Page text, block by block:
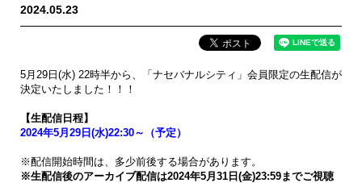
2024.05.23
5月29日(水) 22時半から、「ナセバナルシティ」会員限定の生配信が
決定いたしました！！！
【生配信日程】
2024年5月29日(水)22:30～（予定）
※配信開始時間は、多少前後する場合があります。
※生配信後のアーカイブ配信は2024年5月31日(金)23:59までご視聴